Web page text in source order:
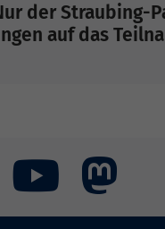
der Straubing-
auf das